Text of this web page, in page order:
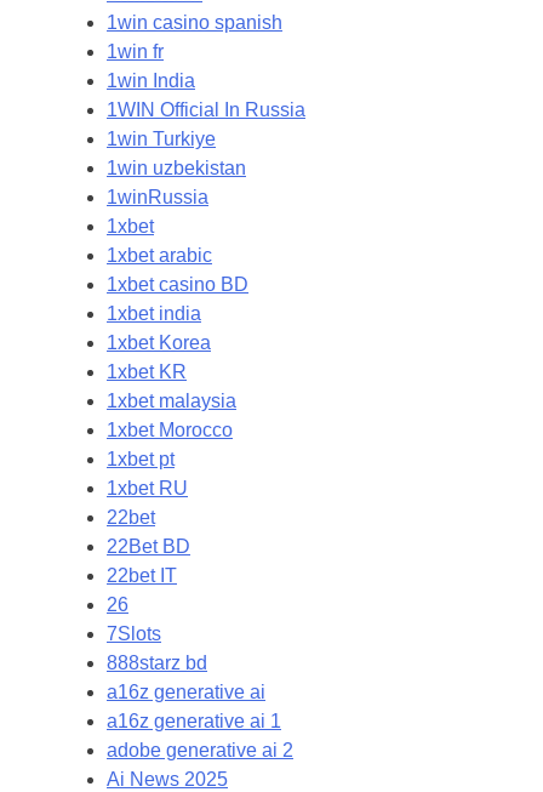
1win casino spanish
1win fr
1win India
1WIN Official In Russia
1win Turkiye
1win uzbekistan
1winRussia
1xbet
1xbet arabic
1xbet casino BD
1xbet india
1xbet Korea
1xbet KR
1xbet malaysia
1xbet Morocco
1xbet pt
1xbet RU
22bet
22Bet BD
22bet IT
26
7Slots
888starz bd
a16z generative ai
a16z generative ai 1
adobe generative ai 2
Ai News 2025